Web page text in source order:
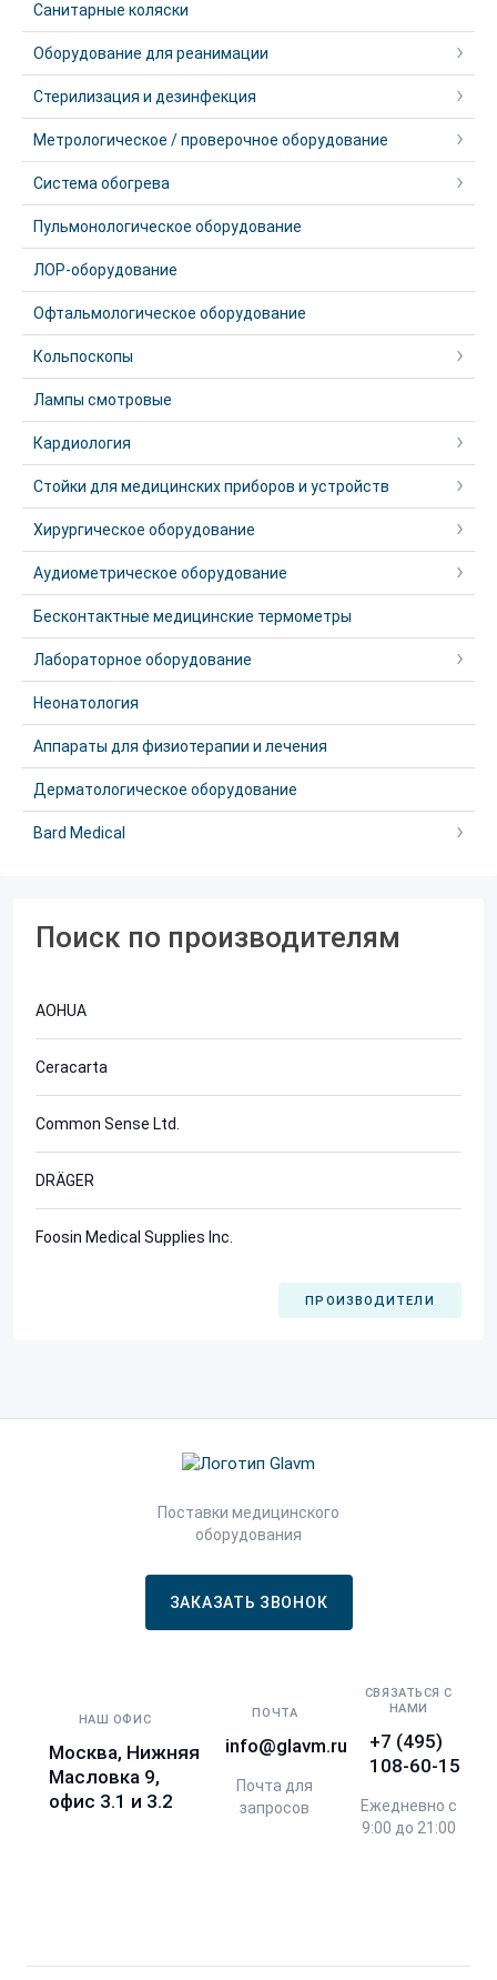
Санитарные коляски
Оборудование для реанимации
Стерилизация и дезинфекция
Метрологическое / проверочное оборудование
Система обогрева
Пульмонологическое оборудование
ЛОР-оборудование
Офтальмологическое оборудование
Кольпоскопы
Лампы смотровые
Кардиология
Стойки для медицинских приборов и устройств
Хирургическое оборудование
Аудиометрическое оборудование
Бесконтактные медицинские термометры
Лабораторное оборудование
Неонатология
Аппараты для физиотерапии и лечения
Дерматологическое оборудование
Bard Medical
Поиск по производителям
AOHUA
Ceracarta
Common Sense Ltd.
DRÄGER
Foosin Medical Supplies Inc.
ПРОИЗВОДИТЕЛИ
Поставки медицинского
оборудования
ЗАКАЗАТЬ ЗВОНОК
НАШ ОФИС
Москва, Нижняя
Масловка 9,
офис 3.1 и 3.2
ПОЧТА
info@glavm.ru
Почта для
запросов
СВЯЗАТЬСЯ С
НАМИ
+7 (495)
108-60-15
Ежедневно с
9:00 до 21:00